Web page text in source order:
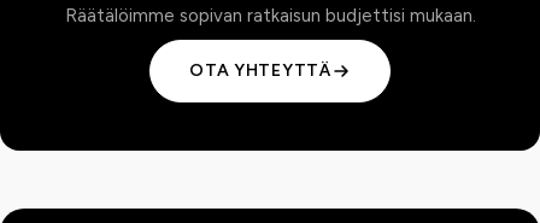
Räätälöimme sopivan ratkaisun budjettisi mukaan.
OTA YHTEYTTÄ